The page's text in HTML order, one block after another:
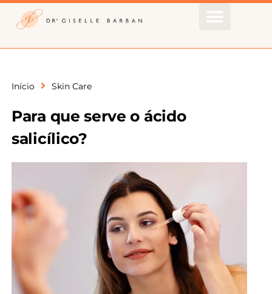
Início Skin Care
Para que serve o ácido
salicílico?